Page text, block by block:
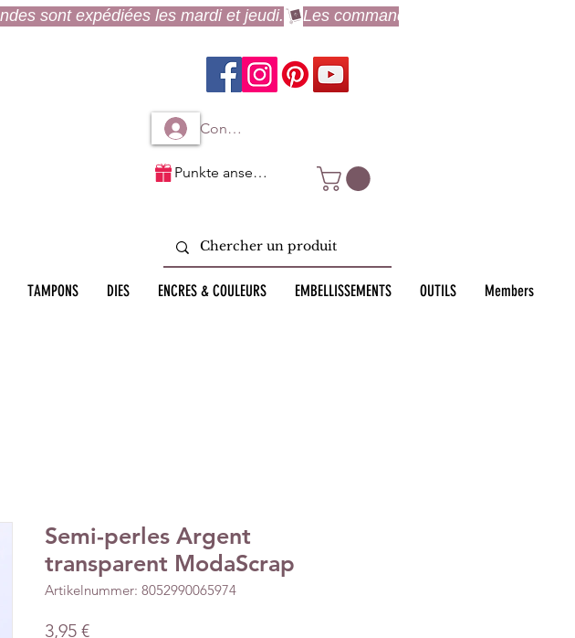
Connexion à mon compte
Punkte ansehen
TAMPONS DIES ENCRES & COULEURS EMBELLISSEMENTS OUTILS Members
Semi-perles Argent
transparent ModaScrap
Artikelnummer: 8052990065974
3,95 €Preis